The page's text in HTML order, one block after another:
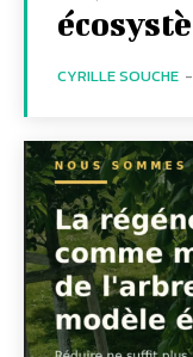
CYRILLE SOUCHE -